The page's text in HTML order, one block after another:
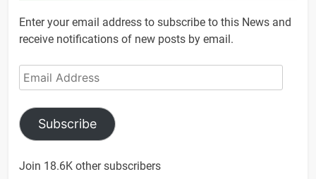
Enter your email address to subscribe to this News and
receive notifications of new posts by email.
Email
Address
Subscribe
Join 18.6K other subscribers